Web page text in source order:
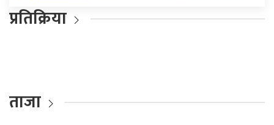
प्रतिक्रिया
ताजा